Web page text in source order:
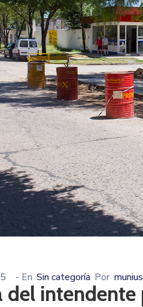
- En Sin categoría Por
del